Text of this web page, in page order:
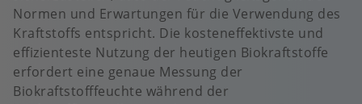
Normen und Erwartungen für die Verwendung des
Kraftstoffs entspricht. Die kosteneffektivste und
effizienteste Nutzung der heutigen Biokraftstoffe
erfordert eine genaue Messung der
Biokraftstofffeuchte während der